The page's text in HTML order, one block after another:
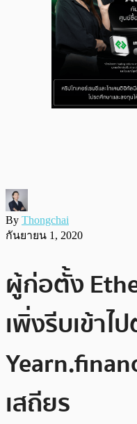
By Thongchai
กันยายน 1, 2020
ผู้ก่อตั้ง
เพิ่งรีบเข้าไ
เสถียร